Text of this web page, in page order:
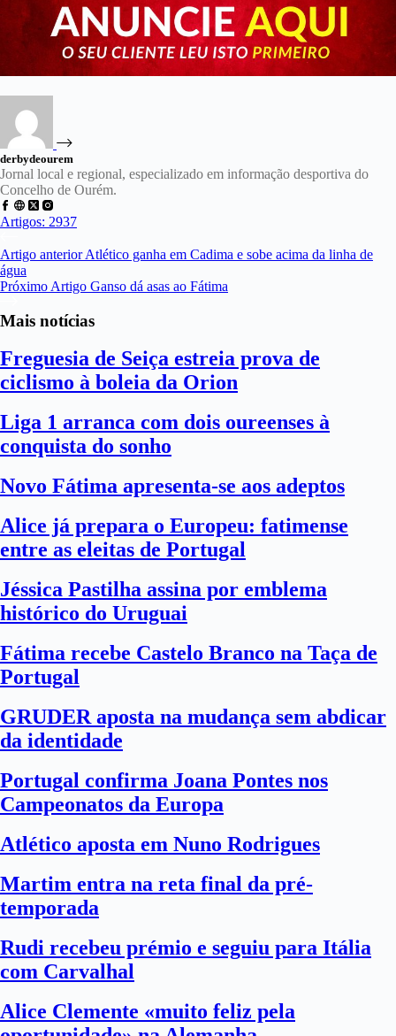
derbydeourem
Jornal local e regional, especializado em informação desportiva do
Concelho de Ourém.
Artigos: 2937
Artigo anteriorAtlético ganha em Cadima e sobe acima da linha de
água
Próximo Artigo Ganso dá asas ao Fátima
Mais notícias
Freguesia de Seiça estreia prova de
ciclismo à boleia da Orion
Liga 1 arranca com dois oureenses à
conquista do sonho
Novo Fátima apresenta-se aos adeptos
Alice já prepara o Europeu: fatimense
entre as eleitas de Portugal
Jéssica Pastilha assina por emblema
histórico do Uruguai
Fátima recebe Castelo Branco na Taça de
Portugal
GRUDER aposta na mudança sem abdicar
da identidade
Portugal confirma Joana Pontes nos
Campeonatos da Europa
Atlético aposta em Nuno Rodrigues
Martim entra na reta final da pré-
temporada
Rudi recebeu prémio e seguiu para Itália
com Carvalhal
Alice Clemente «muito feliz pela